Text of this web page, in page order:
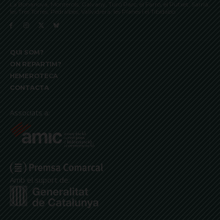
La Bonanova, Monterols, Galvany, Turó Parc, el Farró, el Putxet, Sarrià,
les Tres Torres, Pedralbes, Vallvidrera, les Planes i el Tibidabo
QUI SOM?
ON REPARTIM?
HEMEROTECA
CONTACTA
Associats a:
Amb el suport de: